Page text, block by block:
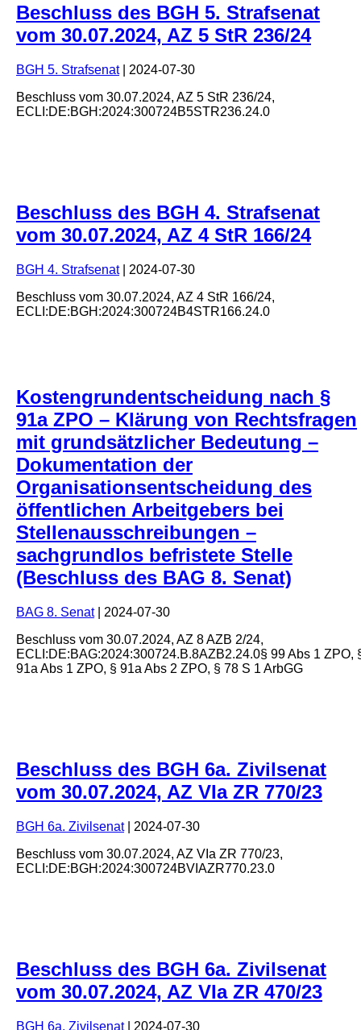
Beschluss des BGH 5. Strafsenat
vom 30.07.2024, AZ 5 StR 236/24
BGH 5. Strafsenat
2024-07-30
Beschluss vom 30.07.2024, AZ 5 StR 236/24,
ECLI:DE:BGH:2024:300724B5STR236.24.0
Beschluss des BGH 4. Strafsenat
vom 30.07.2024, AZ 4 StR 166/24
BGH 4. Strafsenat
2024-07-30
Beschluss vom 30.07.2024, AZ 4 StR 166/24,
ECLI:DE:BGH:2024:300724B4STR166.24.0
Kostengrundentscheidung nach §
91a ZPO – Klärung von Rechtsfragen
mit grundsätzlicher Bedeutung –
Dokumentation der
Organisationsentscheidung des
öffentlichen Arbeitgebers bei
Stellenausschreibungen –
sachgrundlos befristete Stelle
(Beschluss des BAG 8. Senat)
BAG 8. Senat
2024-07-30
Beschluss vom 30.07.2024, AZ 8 AZB 2/24,
ECLI:DE:BAG:2024:300724.B.8AZB2.24.0§ 99 Abs 1 ZPO,
91a Abs 1 ZPO, § 91a Abs 2 ZPO, § 78 S 1 ArbGG
Beschluss des BGH 6a. Zivilsenat
vom 30.07.2024, AZ VIa ZR 770/23
BGH 6a. Zivilsenat
2024-07-30
Beschluss vom 30.07.2024, AZ VIa ZR 770/23,
ECLI:DE:BGH:2024:300724BVIAZR770.23.0
Beschluss des BGH 6a. Zivilsenat
vom 30.07.2024, AZ VIa ZR 470/23
BGH 6a. Zivilsenat 2024-07-30